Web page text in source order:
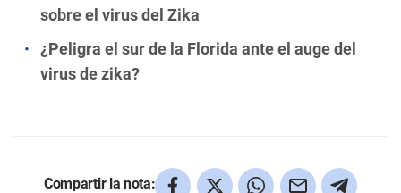
sobre el virus del Zika
¿Peligra el sur de la Florida ante el auge del
virus de zika?
Compartir la nota: